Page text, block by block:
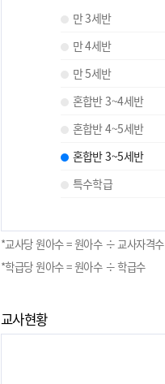
만 3세반
만 4세반
만 5세반
혼합반 3~4세반
혼합반 4~5세반
혼합반 3~5세반
특수학급
*교사당 원아수 = 원아수 ÷ 교사자격수
*학급당 원아수 = 원아수 ÷ 학급수
교사현황